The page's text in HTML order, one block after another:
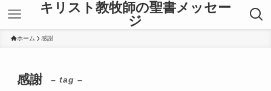
キリスト教牧師の聖書メッセー
ジ
ホーム 感謝
感謝 – tag –